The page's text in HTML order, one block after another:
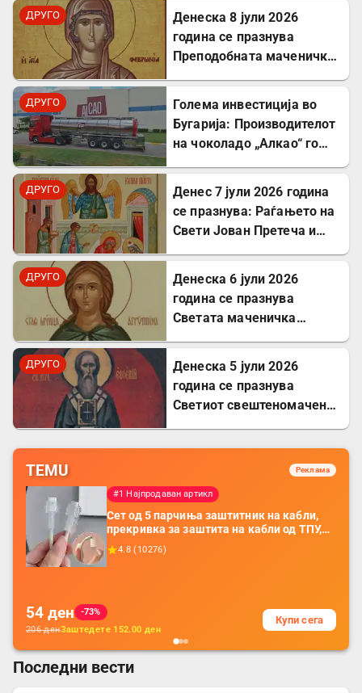
ДРУГО
Денеска 8 јули 2026
година се празнува
Преподобната маченичка
ДРУГО
Голема инвестиција во
Бугарија: Производителот
на чоколадо „Алкао“ го
ДРУГО
Денес 7 јули 2026 година
се празнува: Раѓањето на
Свети Јован Претеча и
ДРУГО
Денеска 6 јули 2026
година се празнува
Светата маченичка
ДРУГО
Денеска 5 јули 2026
година се празнува
Светиот свештеномаченик
TEMU Реклама
#1 Најпродаван артикл
Сет од 5 парчиња заштитник на кабли,
прекривка за заштита на кабли од ТПУ,
додатоци за заштита на кабли, без
батерија, за мобилни телефони, комплет
4.8 (10276)
54 ден
-73%
206денЗаштедете 152.00 ден
Купи сега
Последни вести